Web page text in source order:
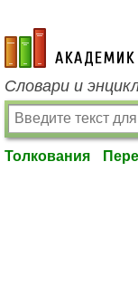
academic.ru
Словари и
Толкования